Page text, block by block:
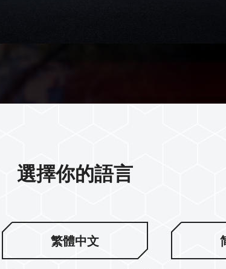
。高達單支
能，讓你無論
選擇你的語言
繁體中文